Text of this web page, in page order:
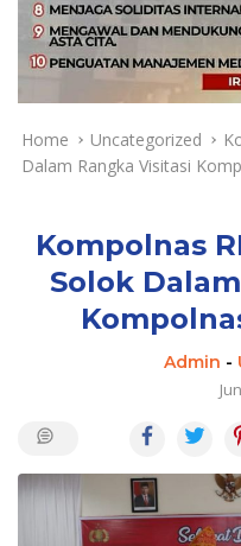
y
a
a
n
T
k
n
Home Uncategorized
Dalam Rangka Visitasi
Kompolnas
Solok
Admin -